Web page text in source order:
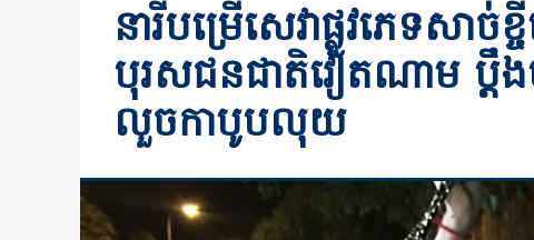
នារីបម្រើសេវាផ្លូវភេទសាច់
បុរសជនជាតិវៀតណាម ប្តឹ
លួចកាបូបលុយ